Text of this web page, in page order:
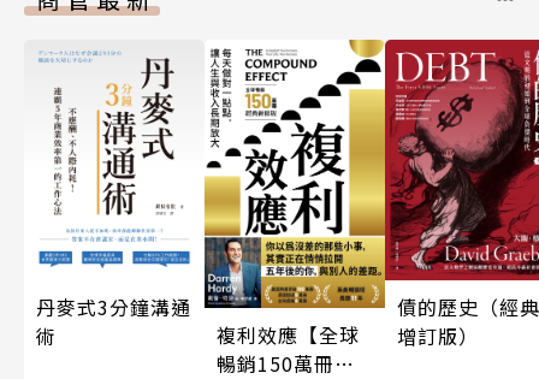
丹麥式3分鐘溝通
術
複利效應【全球
暢銷150萬冊・
債的歷史（經典
增訂版）